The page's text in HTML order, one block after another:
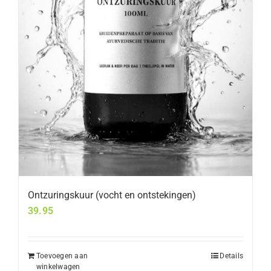
Ontzuringskuur (vocht en ontstekingen)
39.95
Toevoegen aan
winkelwagen
Details